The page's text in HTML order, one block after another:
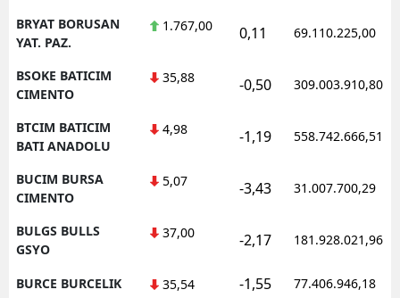
BRYAT BORUSAN
YAT. PAZ.
1.767,00 0,11 69.110.225,00
BSOKE BATICIM
CIMENTO
35,88 -0,50 309.003.910,80
BTCIM BATICIM
BATI ANADOLU
4,98 -1,19 558.742.666,51
BUCIM BURSA
CIMENTO
5,07 -3,43 31.007.700,29
BULGS BULLS
GSYO
37,00 -2,17 181.928.021,96
BURCE BURCELIK 35,54 -1,55 77.406.946,18